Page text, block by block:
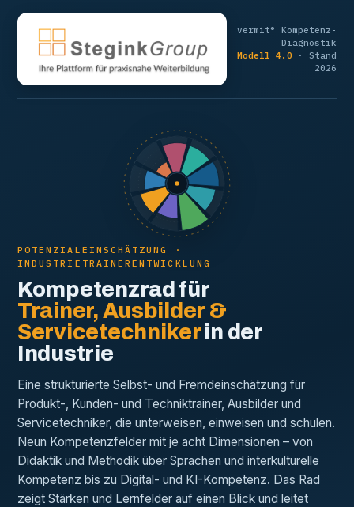
vermit® Kompetenz-
Diagnostik
Modell 4.0 · Stand
2026
POTENZIALEINSCHÄTZUNG ·
INDUSTRIETRAINERENTWICKLUNG
Kompetenzrad für
Trainer, Ausbilder &
Servicetechnikerin der
Industrie
Eine strukturierte Selbst- und Fremdeinschätzung für
Produkt-, Kunden- und Techniktrainer, Ausbilder und
Servicetechniker, die unterweisen, einweisen und schulen.
Neun Kompetenzfelder mit je acht Dimensionen – von
Didaktik und Methodik über Sprachen und interkulturelle
Kompetenz bis zu Digital- und KI-Kompetenz. Das Rad
zeigt Stärken und Lernfelder auf einen Blick und leitet